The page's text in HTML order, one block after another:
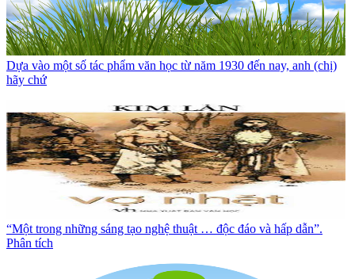
Dựa vào một số tác phẩm văn học từ năm 1930 đến nay, anh (chị)
hãy chứ
“Một trong những sáng tạo nghệ thuật … độc đáo và hấp dẫn”.
Phân tích